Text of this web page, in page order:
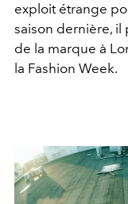
exploit étrange
saison dernière, il
de la marque à
la Fashion Week.